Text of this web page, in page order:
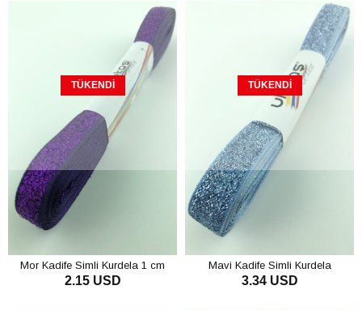
TÜKENDI
Mor Kadife Simli Kurdela 1 cm
2.15 USD
TÜKENDI
Mavi Kadife Simli Kurdela
3.34 USD